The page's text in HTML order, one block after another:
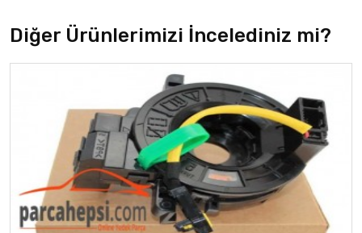
Diğer Ürünlerimizi İncelediniz mi?